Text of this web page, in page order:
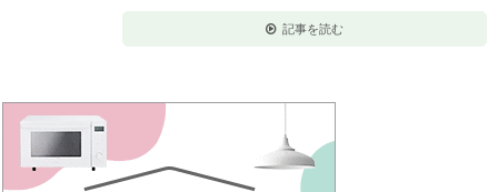
記事を読む